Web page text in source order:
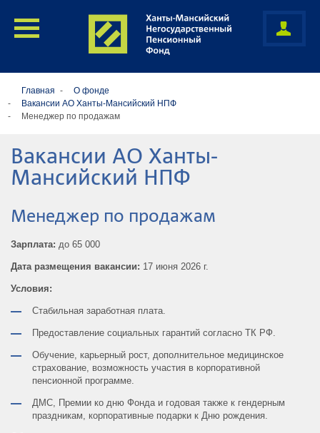
Главная
О фонде
Вакансии АО Ханты-Мансийский НПФ
Менеджер по продажам
Вакансии АО Ханты-
Мансийский НПФ
Менеджер по продажам
Зарплата: до 65 000
Дата размещения вакансии: 17 июня 2026 г.
Условия:
Стабильная заработная плата.
Предоставление социальных гарантий согласно ТК РФ.
Обучение, карьерный рост, дополнительное медицинское
страхование, возможность участия в корпоративной
пенсионной программе.
ДМС, Премии ко дню Фонда и годовая также к гендерным
праздникам, корпоративные подарки к Дню рождения.